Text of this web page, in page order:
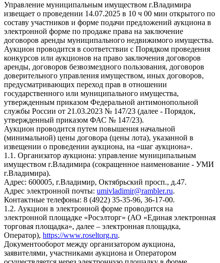
Управление муниципальным имуществом г.Владимира
извещает о проведении 14.07.2025 в 10 ч 00 мин открытого по
составу участников и форме подачи предложений аукциона в
электронной форме по продаже права на заключение
договоров аренды муниципального недвижимого имущества.
Аукцион проводится в соответствии с Порядком проведения
конкурсов или аукционов на право заключения договоров
аренды, договоров безвозмездного пользования, договоров
доверительного управления имуществом, иных договоров,
предусматривающих переход прав в отношении
государственного или муниципального имущества,
утвержденным приказом Федеральной антимонопольной
службы России от 21.03.2023 № 147/23 (далее - Порядок,
утвержденный приказом ФАС № 147/23).
Аукцион проводится путем повышения начальной
(минимальной) цены договора (цены лота), указанной в
извещении о проведении аукциона, на «шаг аукциона».
1.1. Организатор аукциона: управление муниципальным
имуществом г.Владимира (сокращенное наименование - УМИ
г.Владимира).
Адрес: 600005, г.Владимир, Октябрьский просп., д.47.
Адрес электронной почты: umivladimir@rambler.ru.
Контактные телефоны: 8 (4922) 35-35-96, 36-17-00.
1.2. Аукцион в электронной форме проводится на
электронной площадке «Росэлторг» (АО «Единая электронная
торговая площадка», далее – электронная площадка,
Оператор), https://www.roseltorg.ru.
Документооборот между организатором аукциона,
заявителями, участниками аукциона и Оператором